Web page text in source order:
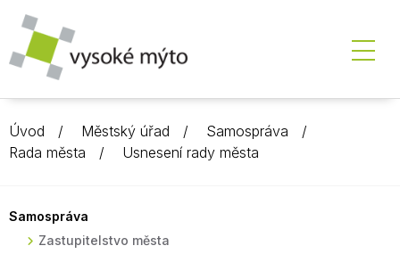
Úvod Městský úřad
Samospráva
Rada města
Usnesení rady města
Samospráva
Zastupitelstvo města